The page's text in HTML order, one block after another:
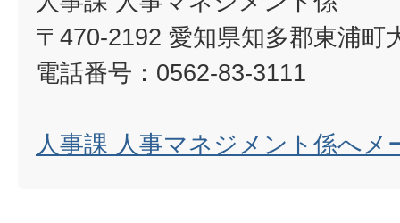
〒470-2192 愛知県知多郡東浦町
電話番号：0562-83-3111
人事課 人事マネジメント係へメ